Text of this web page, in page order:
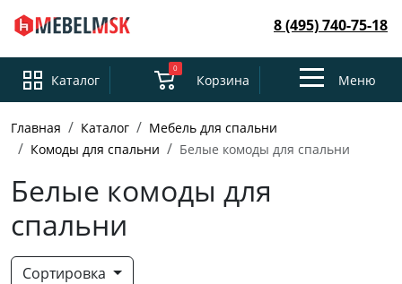
8 (495) 740-75-18
Каталог
0
Корзина
ToggleМеню
Главная Каталог
Мебель для спальни
Комоды для спальни
Белые комоды для спальни
Белые комоды для
спальни
Сортировка